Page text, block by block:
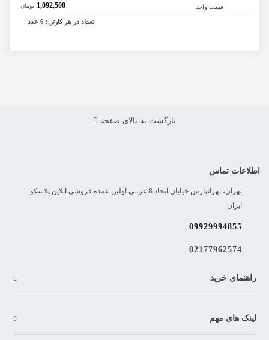
قیمت واحد
1,092,500 تومان
تعداد در هر کارتن: 6 عدد
بازگشت به بالای صفحه
اطلاعات تماس
تهران، تهرانپارس خیابان اتحاد 8 غربـی اولین عمده فروشی آنلاین پلاسکو
ایران
09929994855
02177962574
راهنمای خرید
لینک های مهم